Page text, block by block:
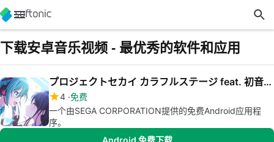
下载安卓音乐视频 - 最优秀的软件和应用
プロジェクトセカイ カラフルステージ feat. 初音ミク
4 免费
一个由SEGA CORPORATION提供的免费Android应用程
序。
Android 免费下载